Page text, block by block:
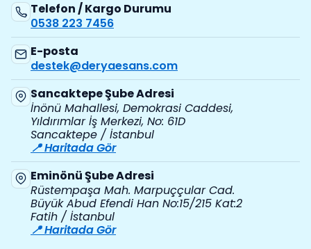
Telefon / Kargo Durumu
0538 223 7456
E-posta
destek@deryaesans.com
Sancaktepe Şube Adresi
İnönü Mahallesi, Demokrasi Caddesi,
Yıldırımlar İş Merkezi, No: 61D
Sancaktepe / İstanbul
📍 Haritada Gör
Eminönü Şube Adresi
Rüstempaşa Mah. Marpuççular Cad.
Büyük Abud Efendi Han No:15/215 Kat:2
Fatih / İstanbul
📍 Haritada Gör